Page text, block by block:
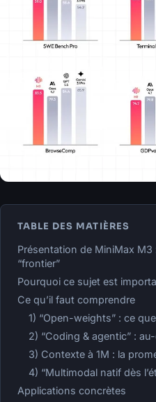
TABLE DES MATIÈRES
Présentation de MiniMax
“frontier”
Pourquoi ce sujet est
Ce qu’il faut comprendre
1) “Open-weights” : ce
2) “Coding & agentic” :
3) Contexte à 1M : la
4) “Multimodal natif dès
Applications concrètes